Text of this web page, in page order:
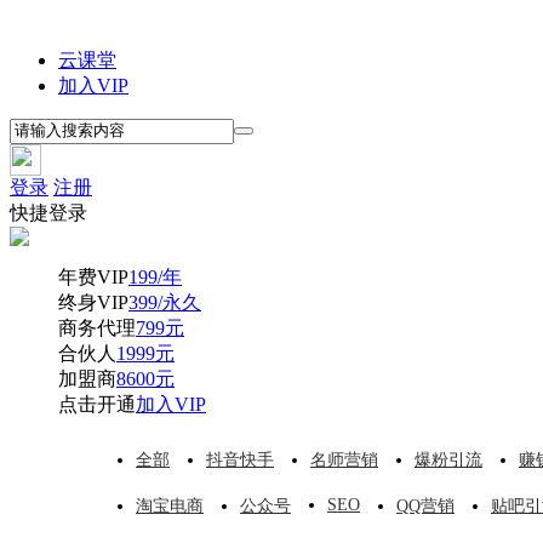
云课堂
加入VIP
登录 注册
快捷登录
年费VIP199/年
终身VIP399/永久
商务代理799元
合伙人 1999元
加盟商8600元
点击开通加入VIP
全部 抖音快手 名师营销 爆粉引流 赚
淘宝电商 公众号 SEO QQ营销 贴吧